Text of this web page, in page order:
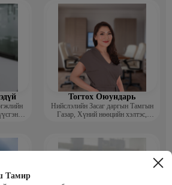
Тамир
Тогтох Оюундарь
Нийслэлийн Засаг даргын Тамгын
Газар, Хүний нөөцийн хэлтэс,